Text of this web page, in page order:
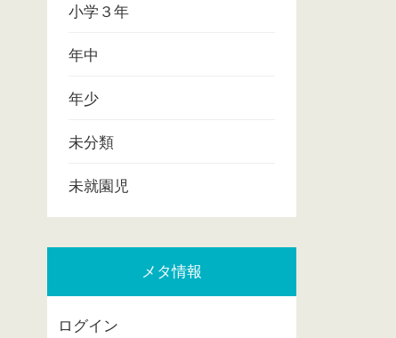
小学３年
年中
年少
未分類
未就園児
メタ情報
ログイン